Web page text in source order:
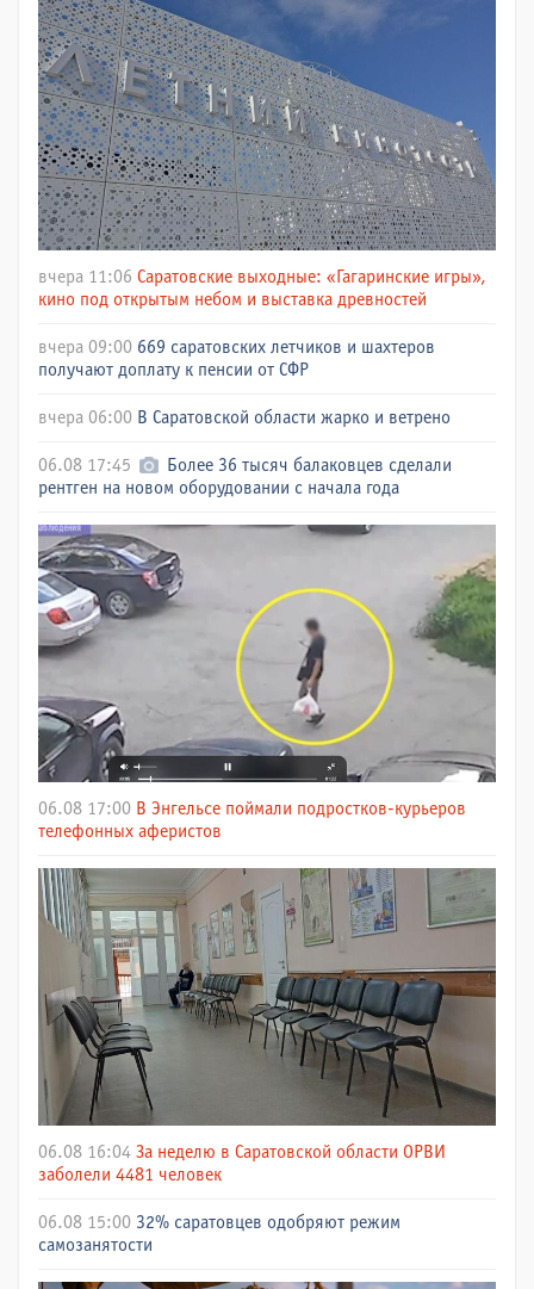
вчера 11:06 Саратовские выходные: «Гагаринские игры»,
кино под открытым небом и выставка древностей
вчера 09:00 669 саратовских летчиков и шахтеров
получают доплату к пенсии от СФР
вчера 06:00 В Саратовской области жарко и ветрено
06.08 17:45
Более 36 тысяч балаковцев сделали
рентген на новом оборудовании с начала года
06.08 17:00 В Энгельсе поймали подростков-курьеров
телефонных аферистов
06.08 16:04 За неделю в Саратовской области ОРВИ
заболели 4481 человек
06.08 15:00 32% саратовцев одобряют режим
самозанятости